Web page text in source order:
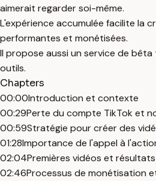
aimerait regarder soi-même.
L'expérience accumulée facilite la
performantes et monétisées.
Il propose aussi un service de
outils.
Chapters
00:00Introduction et contexte
00:29Perte du compte TikTok et
00:59Stratégie pour créer des
01:28Importance de l'appel à
02:04Premières vidéos et résultats
02:46Processus de monétisation